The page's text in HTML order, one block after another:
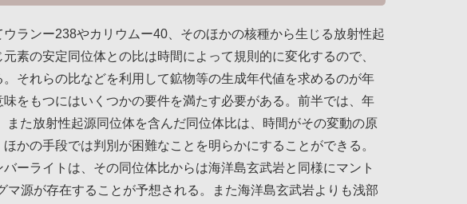
ランー238やカリウムー40、そのほかの核種から生じる放射性起
素の安定同位体との比は時間によって規則的に変化するので、
それらの比などを利用して鉱物等の生成年代値を求めるのが年
をもつにはいくつかの要件を満たす必要がある。前半では、年
た放射性起源同位体を含んだ同位体比は、時間がその変動の原
かの手段では判別が困難なことを明らかにすることができる。
ーライトは、その同位体比からは海洋島玄武岩と同様にマント
マ源が存在することが予想される。また海洋島玄武岩よりも浅部